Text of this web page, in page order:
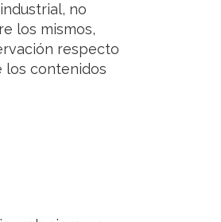
no
los mismos,
respecto
los contenidos